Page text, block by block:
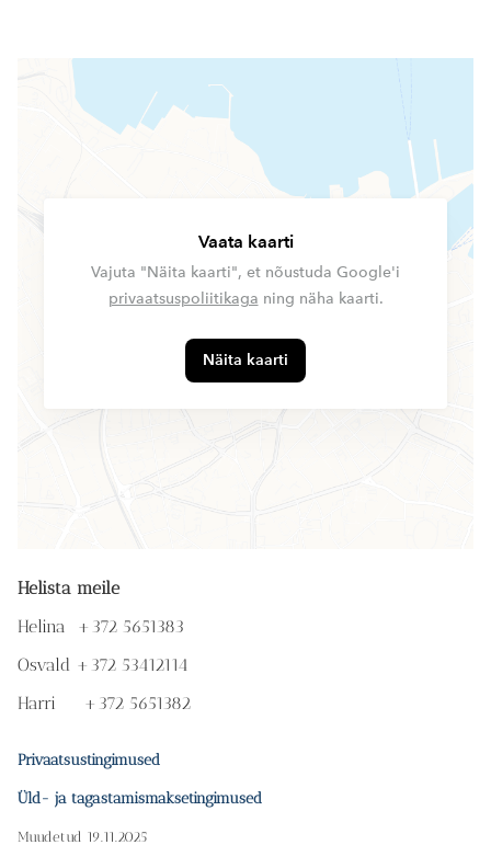
Vaata kaarti
Vajuta "Näita kaarti", et nõustuda Google'i
privaatsuspoliitikaga ning näha kaarti.
Näita kaarti
Helista meile
Helina +372 5651383
Osvald +372 53412114
Harri +372 5651382
Privaatsustingimused
Üld- ja tagastamismaksetingimused
Muudetud 19.11.2025